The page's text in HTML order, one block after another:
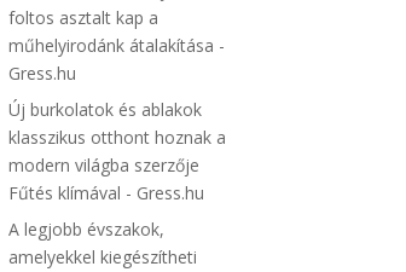
foltos asztalt kap a
műhelyirodánk átalakítása -
Gress.hu
Új burkolatok és ablakok
klasszikus otthont hoznak a
modern világba szerzője
Fűtés klímával - Gress.hu
A legjobb évszakok,
amelyekkel kiegészítheti